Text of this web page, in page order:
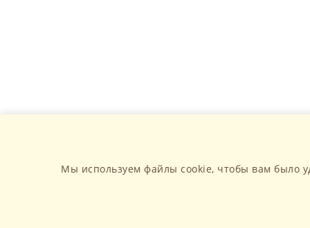
Мы используем файлы cookie, чтобы вам было